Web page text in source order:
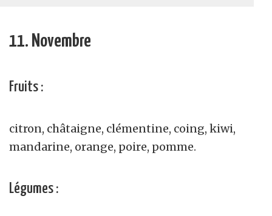
11. Novembre
Fruits :
citron, châtaigne, clémentine, coing, kiwi,
mandarine, orange, poire, pomme.
Légumes :